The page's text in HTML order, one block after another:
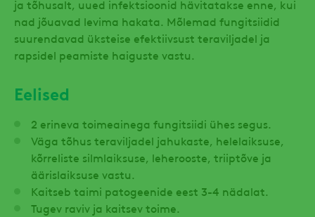
ja tõhusalt, uued infektsioonid hävitatakse enne, kui
nad jõuavad levima hakata. Mõlemad fungitsiidid
suurendavad üksteise efektiivsust teraviljadel ja
rapsidel peamiste haiguste vastu.
Eelised
2 erineva toimeainega fungitsiidi ühes segus.
Väga tõhus teraviljadel jahukaste, helelaiksuse,
kõrreliste silmlaiksuse, leherooste, triiptõve ja
äärislaiksuse vastu.
Kaitseb taimi patogeenide eest 3-4 nädalat.
Tugev raviv ja kaitsev toime.